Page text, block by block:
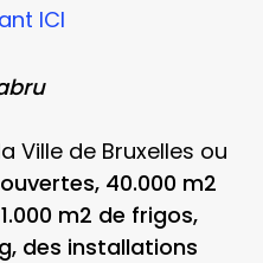
ICI
Ville de Bruxelles ou
40.000 m2
m2 de frigos,
des installations